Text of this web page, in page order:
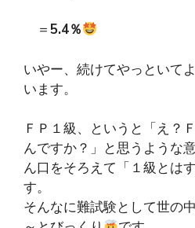
＝5.4％
いやー、続けてやっといて
います。
ＦＰ１級、というと「え？
んですか？」と思うような
ん口をそろえて「１級とは
す。
そんなに難試験として世の